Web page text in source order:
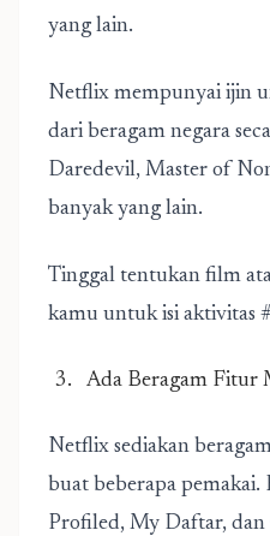
yang lain.
Netflix mempunyai ijin
dari beragam negara
Daredevil, Master of
banyak yang lain.
Tinggal tentukan film
kamu untuk isi aktivitas
Ada Beragam Fitur
Netflix sediakan
buat beberapa
Profiled, My Daftar, dan